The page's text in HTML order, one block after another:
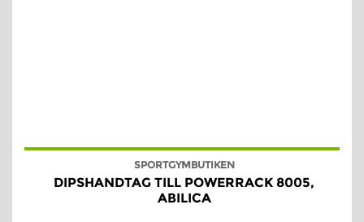
SPORTGYMBUTIKEN
DIPSHANDTAG TILL POWERRACK 8005,
ABILICA